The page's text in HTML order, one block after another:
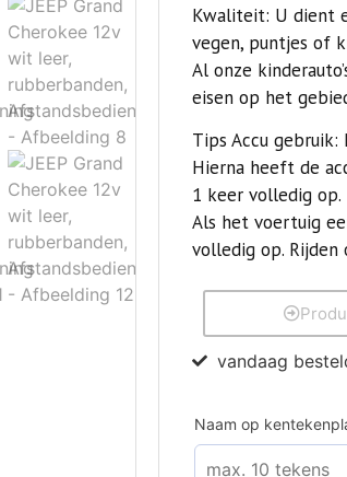
Kwaliteit: U dient
vegen, puntjes of
Al onze
eisen op het
Tips Accu gebruik:
Hierna heeft de
1 keer volledig op.
Als het voertuig
volledig op.
vandaag
Naam op